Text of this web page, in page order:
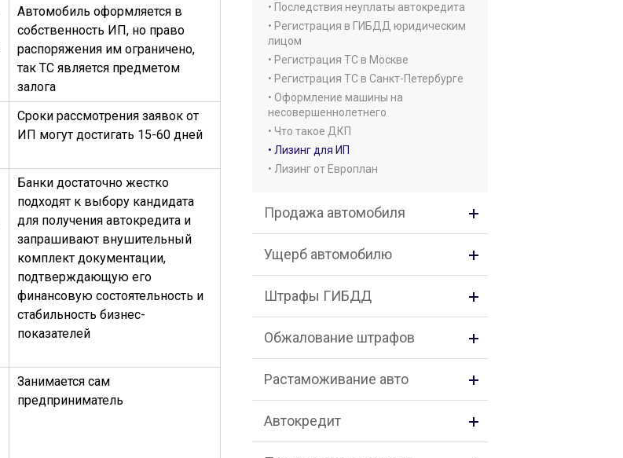
Автомобиль оформляется в
собственность ИП, но право
распоряжения им ограничено,
так ТС является предметом
залога
Сроки рассмотрения заявок от
ИП могут достигать 15-60 дней
Банки достаточно жестко
подходят к выбору кандидата
для получения автокредита и
запрашивают внушительный
комплект документации,
подтверждающую его
финансовую состоятельность и
стабильность бизнес-
показателей
Занимается сам
предприниматель
• Последствия неуплаты автокредита
• Регистрация в ГИБДД юридическим
лицом
• Регистрация ТС в Москве
• Регистрация ТС в Санкт-Петербурге
• Оформление машины на
несовершеннолетнего
• Что такое ДКП
• Лизинг для ИП
• Лизинг от Европлан
Продажа автомобиля
Ущерб автомобилю
Штрафы ГИБДД
Обжалование штрафов
Растаможивание авто
Автокредит